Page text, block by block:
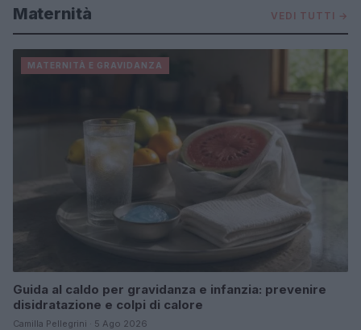
Maternità VEDI TUTTI →
MATERNITÀ E GRAVIDANZA
Guida al caldo per gravidanza e infanzia: prevenire
disidratazione e colpi di calore
Camilla Pellegrini · 5 Ago 2026